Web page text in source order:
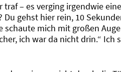
– es verging irgendwie
gehst hier rein, 10
mich mit großen
ich war da nicht drin.“ Ich